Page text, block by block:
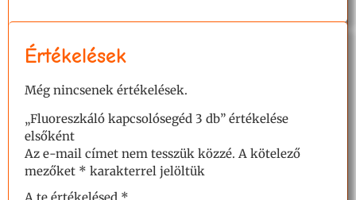
Értékelések
Még nincsenek értékelések.
„Fluoreszkáló kapcsolósegéd 3 db” értékelése
elsőként
Az e-mail címet nem tesszük közzé. A kötelező
mezőket * karakterrel jelöltük